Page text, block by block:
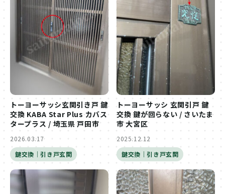
トーヨーサッシ玄関引き戸 鍵
交換 KABA Star Plus カバス
タープラス / 埼玉県 戸田市
2026.03.17
鍵交換｜引き戸玄関
トーヨーサッシ 玄関引戸 鍵
交換 鍵が回らない / さいたま
市 大宮区
2025.12.12
鍵交換｜引き戸玄関